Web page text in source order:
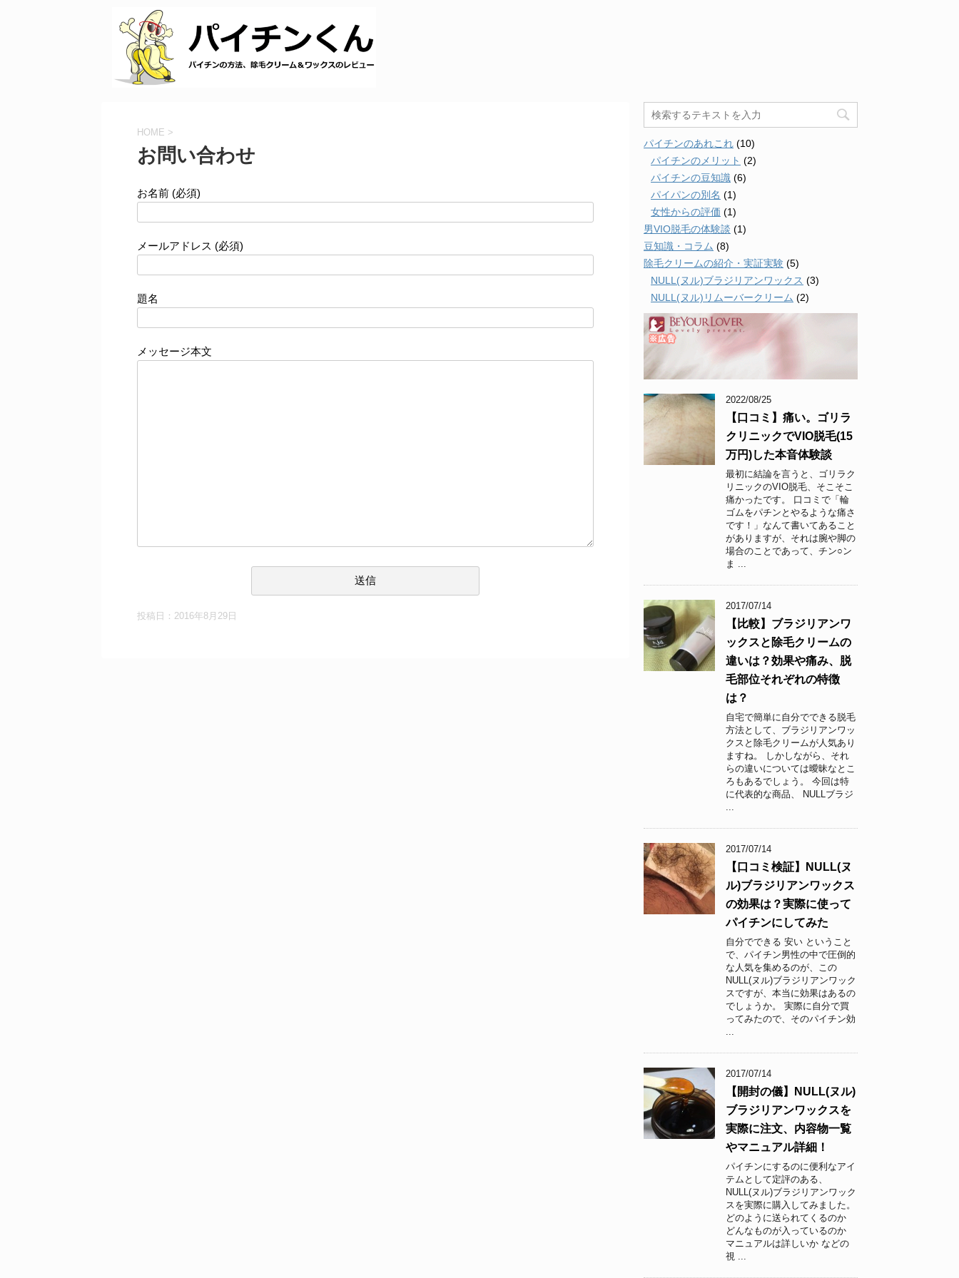
HOME >
お問い合わせ
お名前 (必須)
メールアドレス (必須)
題名
メッセージ本文
投稿日： 2016年8月29日
パイチンのあれこれ (10)
パイチンのメリット (2)
パイチンの豆知識 (6)
パイパンの別名 (1)
女性からの評価 (1)
男VIO脱毛の体験談 (1)
豆知識・コラム (8)
除毛クリームの紹介・実証実験 (5)
NULL(ヌル)ブラジリアンワックス (3)
NULL(ヌル)リムーバークリーム (2)
2022/08/25
【口コミ】痛い。ゴリラ
クリニックでVIO脱毛(15
万円)した本音体験談
最初に結論を言うと、ゴリラク
リニックのVIO脱毛、そこそこ
痛かったです。 口コミで「輪
ゴムをパチンとやるような痛さ
です！」なんて書いてあること
がありますが、それは腕や脚の
場合のことであって、チン○ン
ま ...
2017/07/14
【比較】ブラジリアンワ
ックスと除毛クリームの
違いは？効果や痛み、脱
毛部位それぞれの特徴
は？
自宅で簡単に自分でできる脱毛
方法として、ブラジリアンワッ
クスと除毛クリームが人気あり
ますね。 しかしながら、それ
らの違いについては曖昧なとこ
ろもあるでしょう。 今回は特
に代表的な商品、 NULLブラジ
...
2017/07/14
【口コミ検証】NULL(ヌ
ル)ブラジリアンワックス
の効果は？実際に使って
パイチンにしてみた
自分でできる 安い ということ
で、パイチン男性の中で圧倒的
な人気を集めるのが、この
NULL(ヌル)ブラジリアンワック
スですが、本当に効果はあるの
でしょうか。 実際に自分で買
ってみたので、そのパイチン効
...
2017/07/14
【開封の儀】NULL(ヌル)
ブラジリアンワックスを
実際に注文、内容物一覧
やマニュアル詳細！
パイチンにするのに便利なアイ
テムとして定評のある、
NULL(ヌル)ブラジリアンワック
スを実際に購入してみました。
どのように送られてくるのか
どんなものが入っているのか
マニュアルは詳しいか などの
視 ...